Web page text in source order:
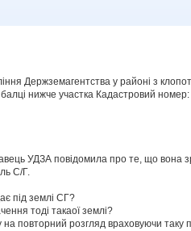
Держземагентства у районі з
нижче участка Кадастровий
УДЗА повідомила про те, що вона
С/Г.
під землі СГ?
тоді такаої землі?
повторний розгляд враховуючи таку